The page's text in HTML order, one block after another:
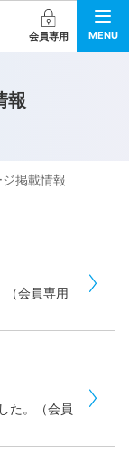
会員専用 MENU
報
掲載情報
（会員専用
た。（会員